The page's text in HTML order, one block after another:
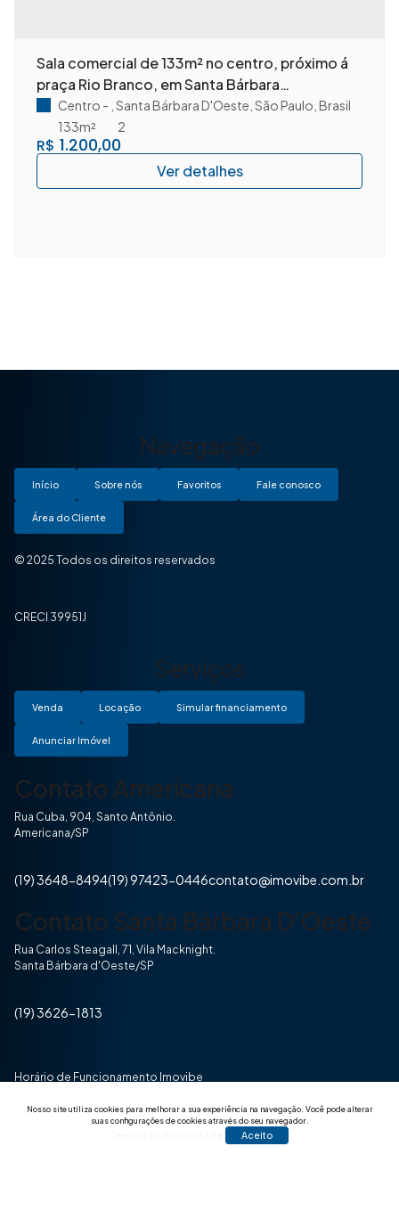
Nosso site utiliza cookies para melhorar a sua experiência na navegação. Você pode alterar
suas configurações de cookies através do seu navegador.
Aceito
Sala comercial de 133m² no centro, próximo á
praça Rio Branco, em Santa Bárbara
D'Oeste/SP.
R$ 1.200,00
Centro Santa Bárbara D'Oeste São Paulo Brasil
2
133m²
Navegação
Início Sobre nós Favoritos Fale conosco
Área do Cliente
© 2025 Todos os direitos reservados
CRECI 39951J
Serviços
Venda Locação Simular financiamento
Anunciar Imóvel
Contato Americana
Rua Cuba, 904, Santo Antônio.
Americana/SP
(19) 3648-8494(19) 97423-0446contato@imovibe.com.br
Contato Santa Bárbara D'Oeste
Rua Carlos Steagall, 71, Vila Macknight.
Santa Bárbara d'Oeste/SP
(19) 3626-1813
Horário de Funcionamento Imovibe
Seg a Sexta das 8hrs às 17h30min